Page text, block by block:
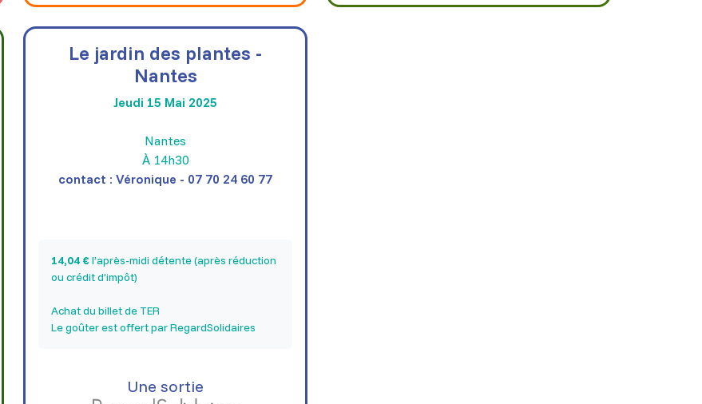
Le jardin des plantes -
Nantes
Jeudi 15 Mai 2025
Nantes
À 14h30
contact : Véronique - 07 70 24 60 77
14,04 €l’après-midi détente (après réduction
ou crédit d’impôt)
Achat du billet de TER
Le goûter est offert par RegardSolidaires
Une sortie